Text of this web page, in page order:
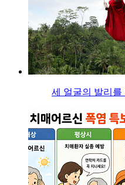
세 얼굴의 발리를